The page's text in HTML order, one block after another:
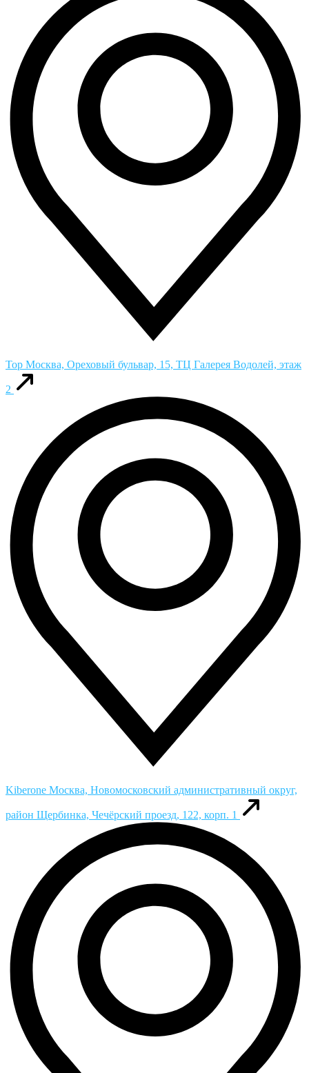
Top Москва, Ореховый бульвар, 15, ТЦ Галерея Водолей, этаж
2
Kiberone Москва, Новомосковский административный округ,
район Щербинка, Чечёрский проезд, 122, корп. 1